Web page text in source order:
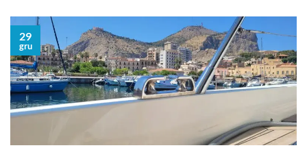
29
gru